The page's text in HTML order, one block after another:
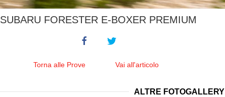
SUBARU FORESTER E-BOXER PREMIUM
Torna alle Prove Vai all'articolo
ALTRE FOTOGALLERY